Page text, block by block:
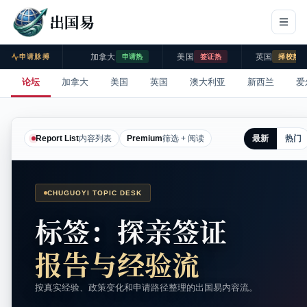
出国易
申请脉搏 加拿大 申请热 美国 签证热 英国 择校热
论坛 加拿大 美国 英国 澳大利亚 新西兰 爱
Report List内容列表 Premium筛选 + 阅读 最新 热门
CHUGUOYI TOPIC DESK
标签：探亲签证
报告与经验流
按真实经验、政策变化和申请路径整理的出国易内容流。